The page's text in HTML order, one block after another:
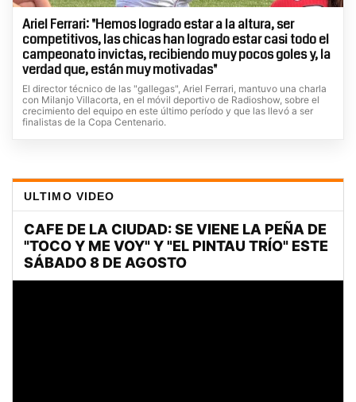
Ariel Ferrari: "Hemos logrado estar a la altura, ser
competitivos, las chicas han logrado estar casi todo el
campeonato invictas, recibiendo muy pocos goles y, la
verdad que, están muy motivadas"
El director técnico de las "gallegas", Ariel Ferrari, mantuvo una charla
con Milanjo Villacorta, en el móvil deportivo de Radioshow, sobre el
crecimiento del equipo en este último período y que las llevó a ser
finalistas de la Copa Centenario.
ULTIMO VIDEO